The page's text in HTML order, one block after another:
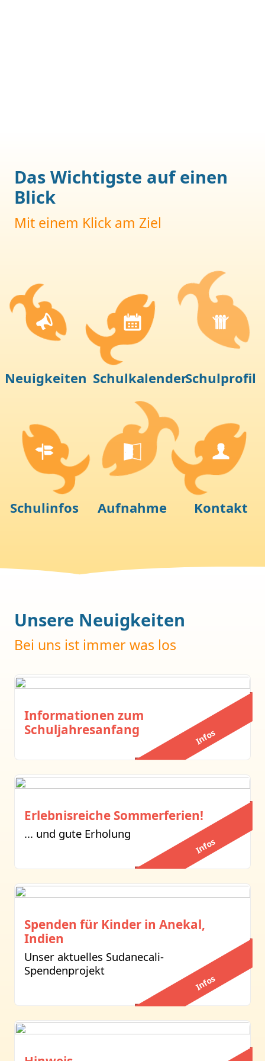
Das Wichtigste auf einen
Blick
Mit einem Klick am Ziel
Neuigkeiten SchulkalenderSchulprofil
Schulinfos Aufnahme Kontakt
Unsere Neuigkeiten
Bei uns ist immer was los
Informationen zum
Schuljahresanfang
Infos
Erlebnisreiche Sommerferien!
... und gute Erholung
Infos
Spenden für Kinder in Anekal,
Indien
Unser aktuelles Sudanecali-
Spendenprojekt
Infos